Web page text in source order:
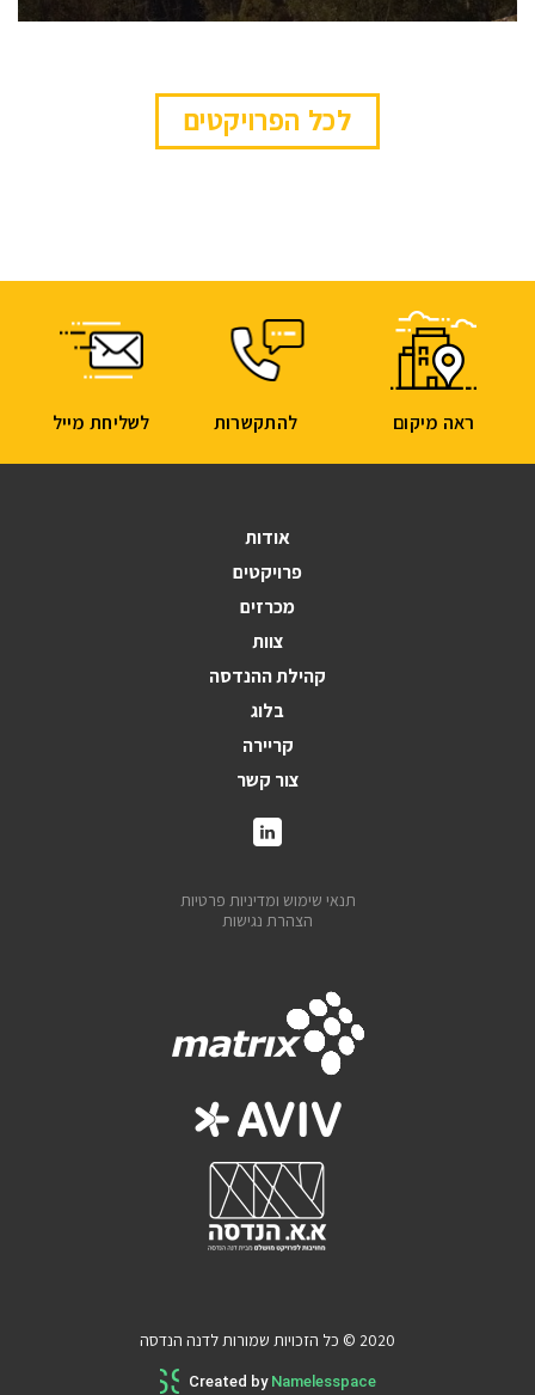
לכל הפרויקטים
אודות
פרויקטים
מכרזים
צוות
קהילת ההנדסה
בלוג
קריירה
צור קשר
תנאי שימוש ומדיניות פרטיות
הצהרת נגישות
ראה מיקום להתקשרות לשליחת מייל
2020 © כל הזכויות שמורות לדנה הנדסה
Created by Namelesspace